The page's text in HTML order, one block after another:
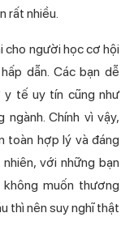
rất nhiều.
cho người học cơ hội
dẫn. Các bạn dễ
tế uy tín cũng như
Chính vì vậy,
toàn hợp lý và đáng
với những bạn
muốn thương
thì nên suy nghĩ thật